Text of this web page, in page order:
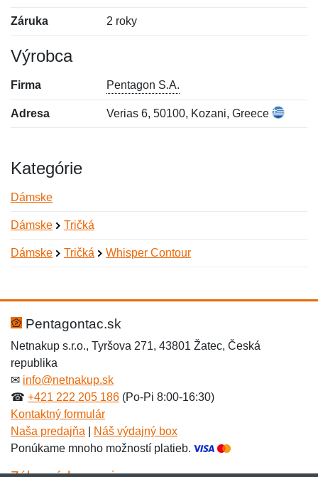
Záruka 2 roky
Výrobca
Firma Pentagon S.A.
Adresa Verias 6, 50100, Kozani, Greece
Kategórie
Dámske
Dámske Tričká
Dámske Tričká Whisper Contour
Hodnotenie:
Meno:*
E-mail:
Meno:
E-mail:*
Správa*
Pentagontac.sk
Netnakup s.r.o., Tyršova 271, 43801 Žatec, Česká
republika
✉ info@netnakup.sk
☎ +421 222 205 186 (Po-Pi 8:00-16:30)
Kontaktný formulár
Naša predajňa
Náš výdajný box
Ponúkame mnoho možností platieb.